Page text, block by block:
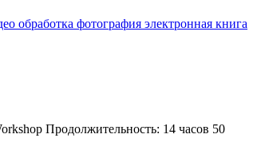
обработка фотография электронная книга
Продолжительность: 14 часов 50